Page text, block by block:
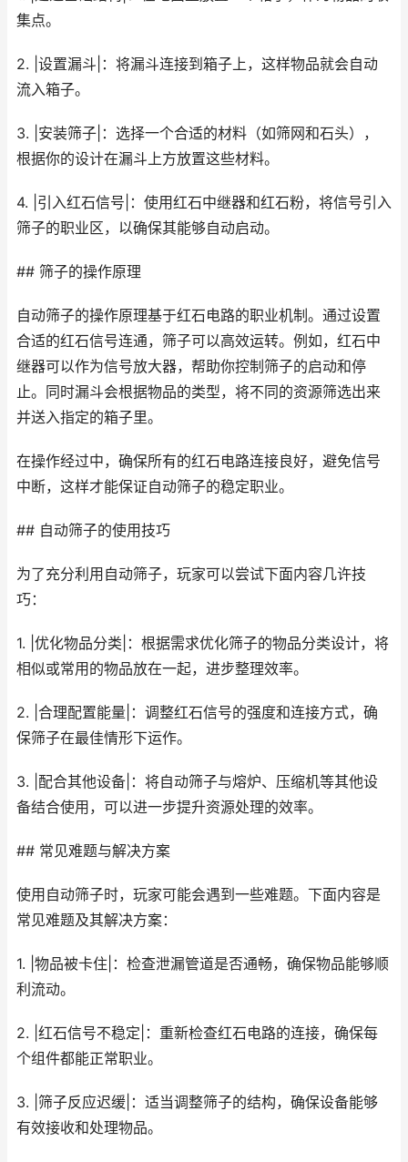
集点。
2. |设置漏斗|：将漏斗连接到箱子上，这样物品就会自动
流入箱子。
3. |安装筛子|：选择一个合适的材料（如筛网和石头），
根据你的设计在漏斗上方放置这些材料。
4. |引入红石信号|：使用红石中继器和红石粉，将信号引入
筛子的职业区，以确保其能够自动启动。
## 筛子的操作原理
自动筛子的操作原理基于红石电路的职业机制。通过设置
合适的红石信号连通，筛子可以高效运转。例如，红石中
继器可以作为信号放大器，帮助你控制筛子的启动和停
止。同时漏斗会根据物品的类型，将不同的资源筛选出来
并送入指定的箱子里。
在操作经过中，确保所有的红石电路连接良好，避免信号
中断，这样才能保证自动筛子的稳定职业。
## 自动筛子的使用技巧
为了充分利用自动筛子，玩家可以尝试下面内容几许技
巧：
1. |优化物品分类|：根据需求优化筛子的物品分类设计，将
相似或常用的物品放在一起，进步整理效率。
2. |合理配置能量|：调整红石信号的强度和连接方式，确
保筛子在最佳情形下运作。
3. |配合其他设备|：将自动筛子与熔炉、压缩机等其他设
备结合使用，可以进一步提升资源处理的效率。
## 常见难题与解决方案
使用自动筛子时，玩家可能会遇到一些难题。下面内容是
常见难题及其解决方案：
1. |物品被卡住|：检查泄漏管道是否通畅，确保物品能够顺
利流动。
2. |红石信号不稳定|：重新检查红石电路的连接，确保每
个组件都能正常职业。
3. |筛子反应迟缓|：适当调整筛子的结构，确保设备能够
有效接收和处理物品。